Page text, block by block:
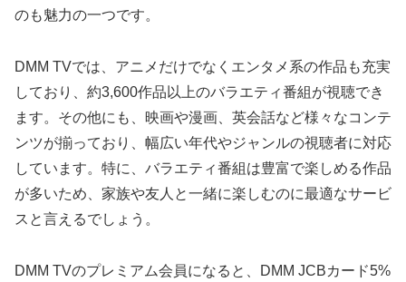
のも魅力の一つです。
DMM TVでは、アニメだけでなくエンタメ系の作品も充実
しており、約3,600作品以上のバラエティ番組が視聴でき
ます。その他にも、映画や漫画、英会話など様々なコンテ
ンツが揃っており、幅広い年代やジャンルの視聴者に対応
しています。特に、バラエティ番組は豊富で楽しめる作品
が多いため、家族や友人と一緒に楽しむのに最適なサービ
スと言えるでしょう。
DMM TVのプレミアム会員になると、DMM JCBカード5%